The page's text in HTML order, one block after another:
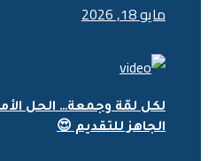
مايو 18, 2026
لكل لمّة وجمعة… الحل
الجاهز للتقديم 😍